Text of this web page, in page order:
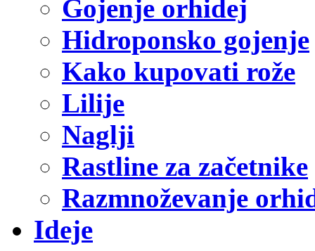
Gojenje orhidej
Hidroponsko gojenje
Kako kupovati rože
Lilije
Naglji
Rastline za začetnike
Razmnoževanje
Ideje